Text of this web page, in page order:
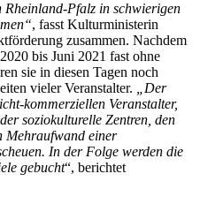
Rheinland-Pfalz in schwierigen
, fasst Kulturministerin
zusammen. Nachdem
bis Juni 2021 fast ohne
sie in diesen Tagen noch
vieler Veranstalter.
„Der
kommerziellen Veranstalter,
soziokulturelle Zentren, den
Mehraufwand einer
In der Folge werden die
gebucht“, berichtet